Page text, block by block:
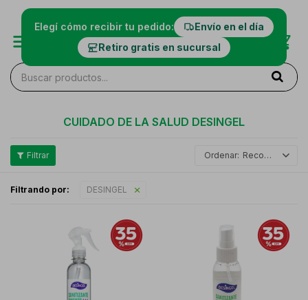
Elegí cómo recibir tu pedido:
Envío en el día
Retiro gratis en sucursal
CUIDADO DE LA SALUD DESINGEL
Recomendados
Filtrando por: DESINGEL